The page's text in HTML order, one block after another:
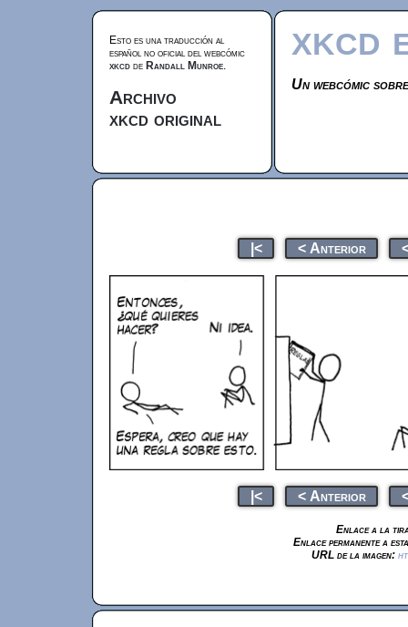
Esto es una traducción al
español no oficial del webcómic
xkcd de Randall Munroe.
Archivo
xkcd original
xkcd
Un webcómic
|< < Anterior
|< < Anterior
Enlace a la
Enlace permanente a
URL de la imagen: